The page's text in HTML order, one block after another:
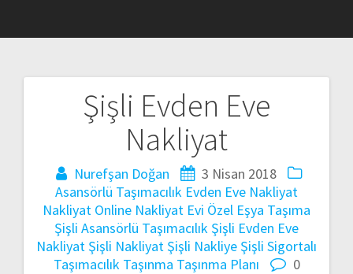
Şişli Evden Eve
Nakliyat
Nurefşan Doğan
3 Nisan 2018
Asansörlü Taşımacılık Evden Eve Nakliyat
Nakliyat Online Nakliyat Evi Özel Eşya Taşıma
Şişli Asansörlü Taşımacılık Şişli Evden Eve
Nakliyat Şişli Nakliyat Şişli Nakliye Şişli Sigortalı
Taşımacılık Taşınma Taşınma Planı 0
gezinmesi